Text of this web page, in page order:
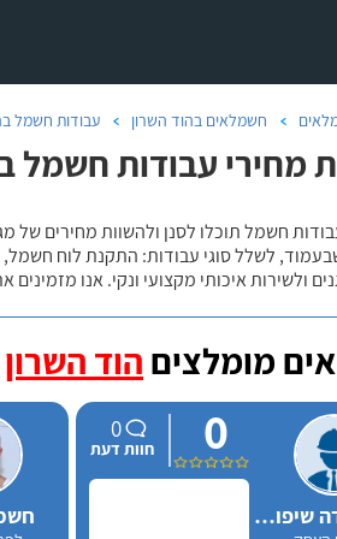
חשמלאים בהוד השרון עבודות חשמל
מחירי עבודות חשמל
חשמל תוכלו לסנן ולהשוות מחירים
לשלל סוגי עבודות: התקנת לוח
ולשירות איכותי מקצועי ונקי. אנו
מומלצים הוד השרון
משה סעדה שיפוצים
0
0
חוות דעת